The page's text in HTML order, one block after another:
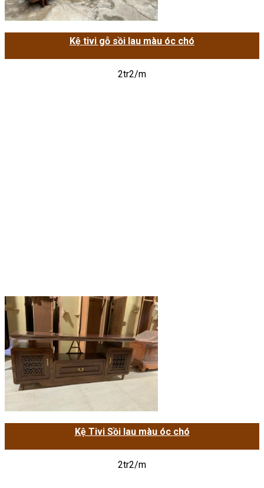
Kệ tivi gỗ sồi lau màu óc chó
2tr2/m
Kệ Tivi Sồi lau màu óc chó
2tr2/m